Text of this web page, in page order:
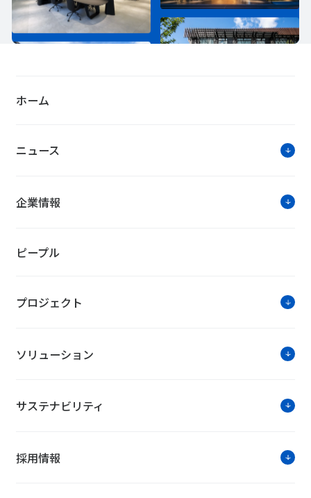
ホーム
ニュース
企業情報
ピープル
プロジェクト
ソリューション
サステナビリティ
採用情報